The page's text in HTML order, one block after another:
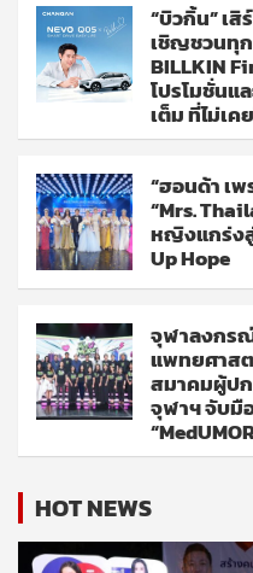
“บิวกิ้น” เ
เชิญชวนทุก
BILLKIN
โปรโมชั่นแ
เต็ม ที่ไม่เ
“ฮอนด้า เ
“Mrs.
หญิงแกร่งสู่
Up Hope
จุฬาลงกร
แพทยศาส
สมาคมผู้ปก
จุฬาฯ จับมื
HOT NEWS